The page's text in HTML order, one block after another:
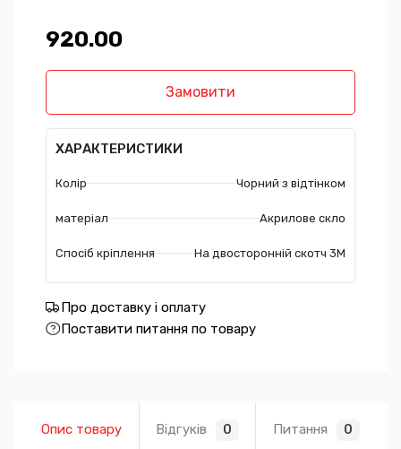
920.00₴
Замовити
ХАРАКТЕРИСТИКИ
Колір Чорний з відтінком
матеріал Акрилове скло
Спосіб кріплення На двосторонній скотч 3М
Про доставку і оплату
Поставити питання по товару
Опис товару Відгуків 0 Питання 0